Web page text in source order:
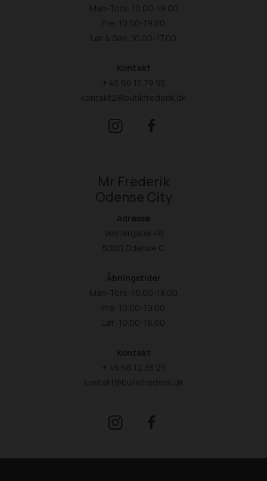
Man-Tors: 10.00-19.00
Fre: 10.00-19.00
Lør & Søn: 10.00-17.00
Kontakt
+ 45 66 15 79 95
kontakt2@butikfrederik.dk
Mr Frederik
Odense City
Adresse
Vestergade 48
5000 Odense C
Åbningstider
Man-Tors: 10.00-18.00
Fre: 10.00-19.00
Lør: 10.00-16.00
Kontakt
+ 45 66 12 38 25
kontakt@butikfrederik.dk